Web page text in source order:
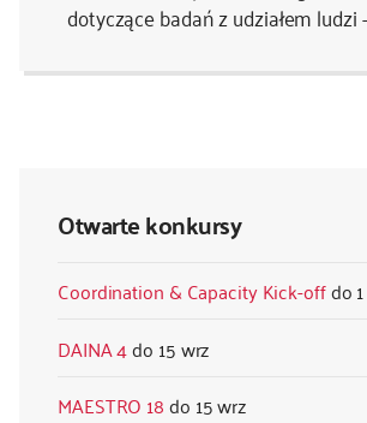
Otwarte konkursy
Coordination & Capacity Kick-off
DAINA 4
15 wrz
MAESTRO 18
15 wrz
dotyczące badań z udziałem ludzi